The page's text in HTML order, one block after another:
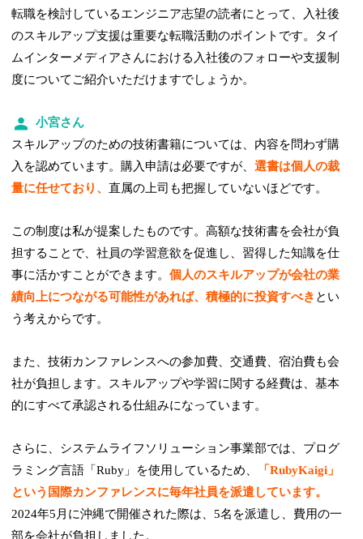
転職を検討しているエンジニア志望の読者にとって、入社後
のスキルアップ支援は重要な転職活動のポイントです。タイ
ムインターメディアさんにおける入社後のフォローや支援制
度についてご紹介いただけますでしょうか。
小宮さん
スキルアップのための技術書籍については、内容を問わず購
入を認めています。購入申請は必要ですが、選書は個人の裁
量に任せており、直属の上司も把握していないほどです。
この制度は私が提案したものです。高額な技術書を会社が負
担することで、社員の学習意欲を促進し、習得した知識を仕
事に活かすことができます。個人のスキルアップが会社の業
績向上につながる可能性があれば、積極的に投資すべき とい
う考えからです。
また、技術カンファレンスへの参加費、交通費、宿泊費も会
社が負担します。スキルアップや学習に関する経費は、基本
的にすべて承認される仕組みになっています。
さらに、システムライフソリューション事業部では、プログ
ラミング言語「Ruby」を使用しているため、
「RubyKaigi」
という国際カンファレンスに毎年社員を派遣しています。
2024年5月に沖縄で開催された際は、5名を派遣し、費用の一
部を会社が負担しました。